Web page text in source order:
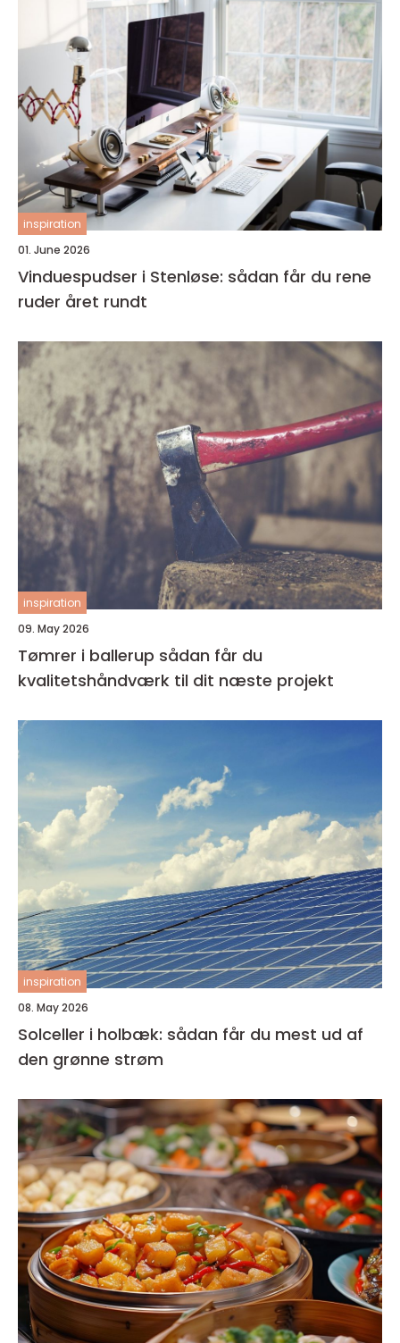
inspiration
01. June 2026
Vinduespudser i Stenløse: sådan får du rene
ruder året rundt
inspiration
09. May 2026
Tømrer i ballerup sådan får du
kvalitetshåndværk til dit næste projekt
inspiration
08. May 2026
Solceller i holbæk: sådan får du mest ud af
den grønne strøm